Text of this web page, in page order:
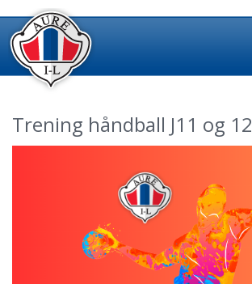
Trening håndball J11 og 12